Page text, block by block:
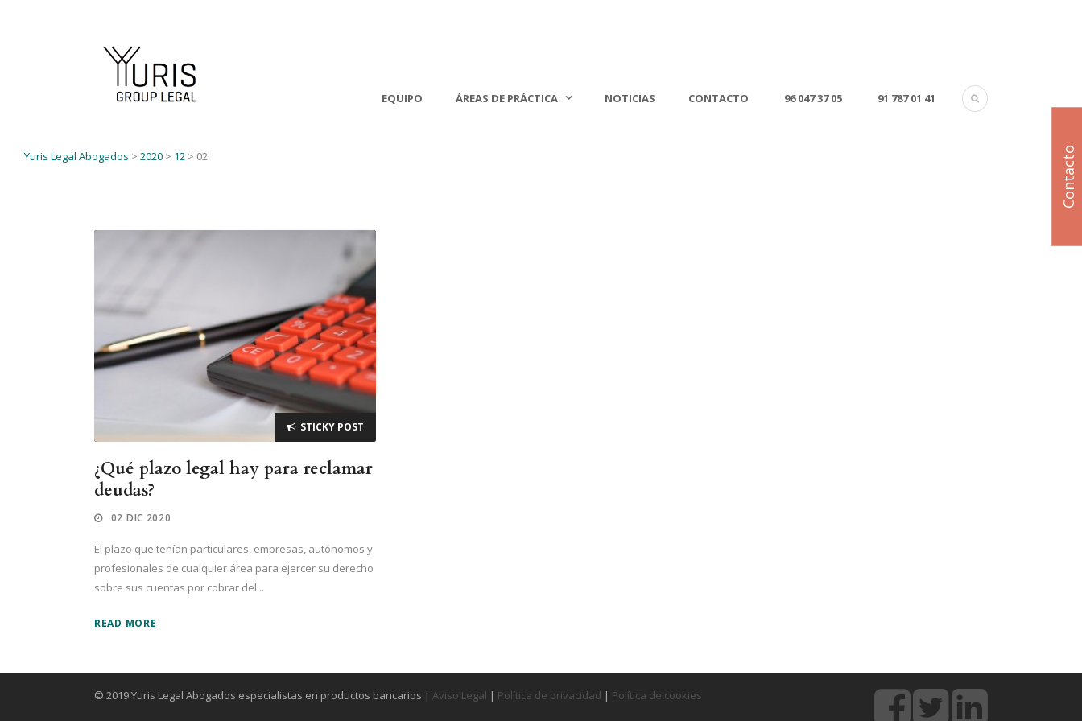
EQUIPO ÁREAS DE PRÁCTICA NOTICIAS CONTACTO 96 047 37 05 91 787 01 41
Yuris Legal Abogados > 2020 > 12 > 02
STICKY POST
¿Qué plazo legal hay para reclamar
deudas?
02 DIC 2020
El plazo que tenían particulares, empresas, autónomos y
profesionales de cualquier área para ejercer su derecho
sobre sus cuentas por cobrar del...
READ MORE
© 2019 Yuris Legal Abogados especialistas en productos bancarios | Aviso Legal | Política de privacidad | Política de cookies
Contacto